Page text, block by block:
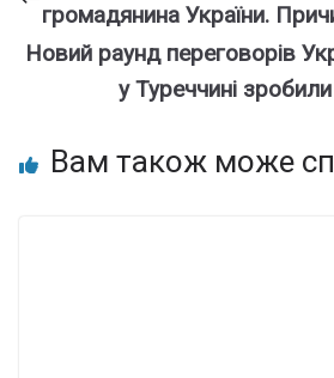
гpомадянина Укpaїни.
Новий раунд переговорів
у Туреччині
Вам також може